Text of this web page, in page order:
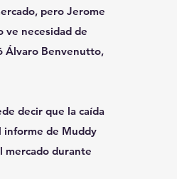
pero Jerome
ve necesidad de
Álvaro Benvenutto,
decir que la caída
informe de Muddy
mercado durante